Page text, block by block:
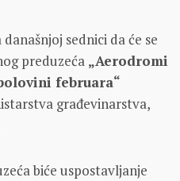
sednici da će se
preduzeća „Aerodromi
februara“
građevinarstva,
biće uspostavljanje